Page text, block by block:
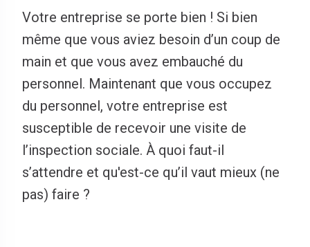
Votre entreprise se porte bien ! Si bien
même que vous aviez besoin d’un coup de
main et que vous avez embauché du
personnel. Maintenant que vous occupez
du personnel, votre entreprise est
susceptible de recevoir une visite de
l’inspection sociale. À quoi faut-il
s’attendre et qu'est-ce qu’il vaut mieux (ne
pas) faire ?